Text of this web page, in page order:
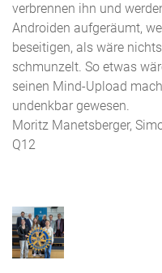
verbrennen ihn und
Androiden aufgeräumt,
beseitigen, als wäre
schmunzelt. So etwas
seinen Mind-Upload
undenkbar gewesen.
Moritz Manetsberger,
Q12